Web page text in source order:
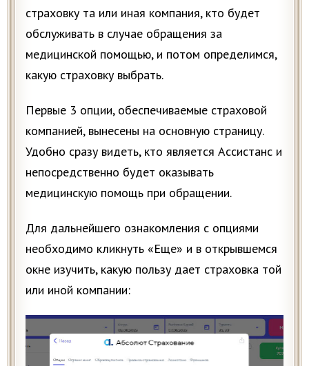
страховку та или иная компания, кто будет
обслуживать в случае обращения за
медицинской помощью, и потом определимся,
какую страховку выбрать.
Первые 3 опции, обеспечиваемые страховой
компанией, вынесены на основную страницу.
Удобно сразу видеть, кто является Ассистанс и
непосредственно будет оказывать
медицинскую помощь при обращении.
Для дальнейшего ознакомления с опциями
необходимо кликнуть «Еще» и в открывшемся
окне изучить, какую пользу дает страховка той
или иной компании: